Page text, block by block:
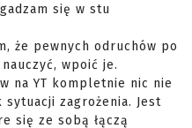
się w stu
że pewnych odruchów po
wpoić je.
na YT kompletnie nic nie
zagrożenia. Jest
się ze sobą łączą